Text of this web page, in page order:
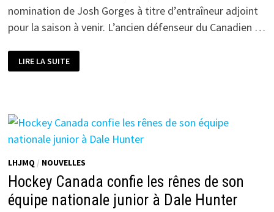
nomination de Josh Gorges à titre d’entraîneur adjoint
pour la saison à venir. L’ancien défenseur du Canadien …
GORGES
NOMMÉ
DE
KELOWNA
LIRE LA SUITE
LHJMQ / NOUVELLES
Hockey Canada confie les rênes de son
équipe nationale junior à Dale Hunter